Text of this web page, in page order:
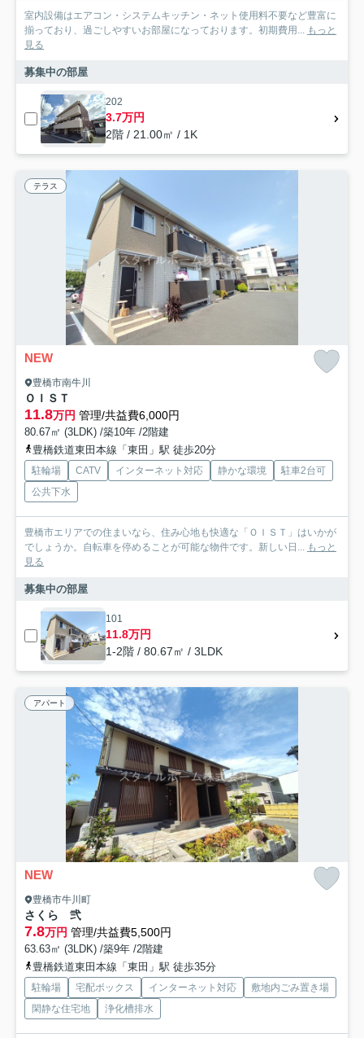
室内設備はエアコン・システムキッチン・ネット使用料不要など豊富に
揃っており、過ごしやすいお部屋になっております。初期費用... もっと
見る
募集中の部屋
202
3.7万円
2階 / 21.00㎡ / 1K
テラス
NEW
豊橋市南牛川
ＯＩＳＴ
11.8万円 管理/共益費6,000円
80.67㎡ (3LDK) /築10年 /2階建
豊橋鉄道東田本線「東田」駅 徒歩20分
駐輪場 CATV インターネット対応 静かな環境
駐車2台可
公共下水
豊橋市エリアでの住まいなら、住み心地も快適な「ＯＩＳＴ」はいかが
でしょうか。自転車を停めることが可能な物件です。新しい日... もっと
見る
募集中の部屋
101
11.8万円
1-2階 / 80.67㎡ / 3LDK
アパート
NEW
豊橋市牛川町
さくら 弐
7.8万円 管理/共益費5,500円
63.63㎡ (3LDK) /築9年 /2階建
豊橋鉄道東田本線「東田」駅 徒歩35分
駐輪場 宅配ボックス インターネット対応
敷地内ごみ置き場
閑静な住宅地
浄化槽排水